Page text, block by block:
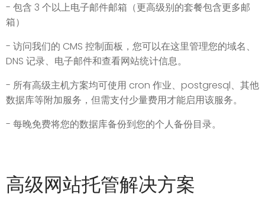
- 包含 3 个以上电子邮件邮箱（更高级别的套餐包含更多邮
箱）
- 访问我们的 CMS 控制面板，您可以在这里管理您的域名、
DNS 记录、电子邮件和查看网站统计信息。
- 所有高级主机方案均可使用 cron 作业、postgresql、其他
数据库等附加服务，但需支付少量费用才能启用该服务。
- 每晚免费将您的数据库备份到您的个人备份目录。
高级网站托管解决方案